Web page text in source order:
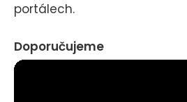
portálech.
Doporučujeme